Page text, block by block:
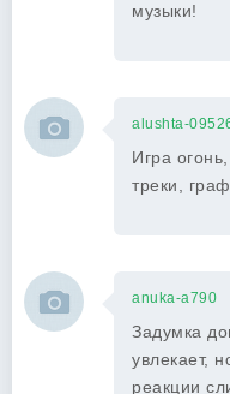
музыки!
alushta-
Игра
треки,
anuka-a790
Задумка
увлекает,
реакции